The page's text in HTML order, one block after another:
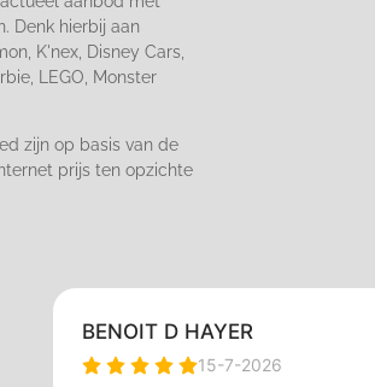
Denk hierbij aan
K'nex, Disney Cars,
LEGO, Monster
zijn op basis van de
prijs ten opzichte